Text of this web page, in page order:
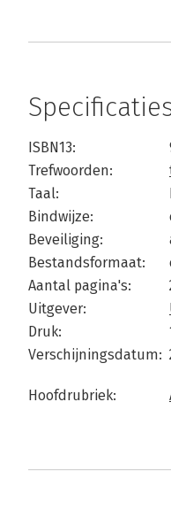
ISBN13:
Trefwoorden:
Taal:
Bindwijze:
Beveiliging:
Bestandsformaat:
Aantal pagina's:
Uitgever:
Druk:
Verschijningsdatum:
Hoofdrubriek: